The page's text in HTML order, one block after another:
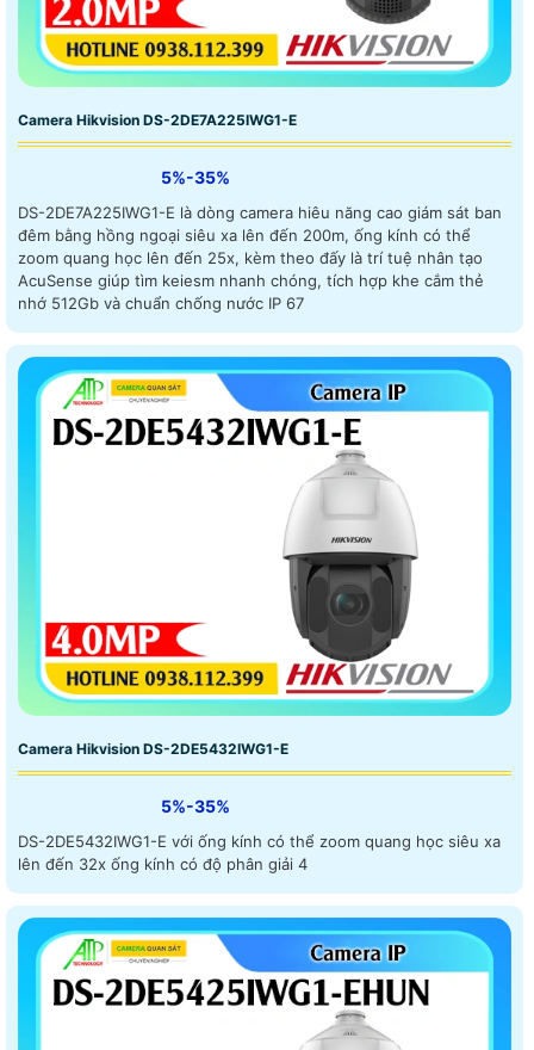
Camera Hikvision DS-2DE7A225IWG1-E
5%-35%
DS-2DE7A225IWG1-E là dòng camera hiêu năng cao giám sát ban
đêm bằng hồng ngoại siêu xa lên đến 200m, ống kính có thể
zoom quang học lên đến 25x, kèm theo đấy là trí tuệ nhân tạo
AcuSense giúp tìm keiesm nhanh chóng, tích hợp khe cắm thẻ
nhớ 512Gb và chuẩn chống nước IP 67
Camera Hikvision DS-2DE5432IWG1-E
5%-35%
DS-2DE5432IWG1-E với ống kính có thể zoom quang học siêu xa
lên đến 32x ống kính có độ phân giải 4